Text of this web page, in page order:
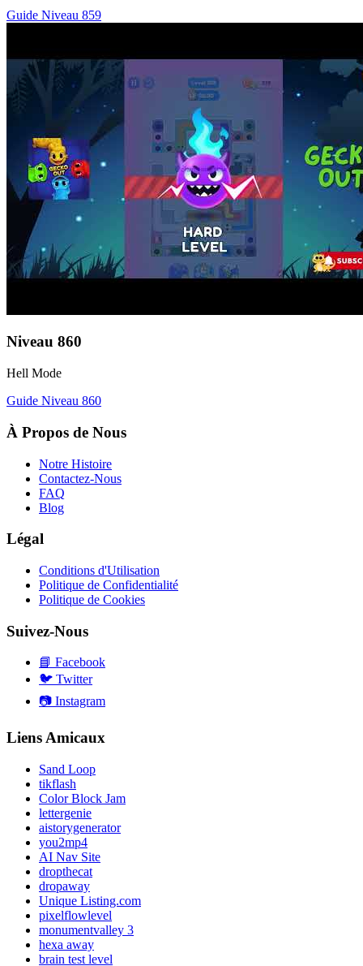
Guide Niveau 859
Niveau 860
Hell Mode
Guide Niveau 860
À Propos de Nous
Notre Histoire
Contactez-Nous
FAQ
Blog
Légal
Conditions d'Utilisation
Politique de Confidentialité
Politique de Cookies
Suivez-Nous
📘 Facebook
🐦 Twitter
📷 Instagram
Liens Amicaux
Sand Loop
tikflash
Color Block Jam
lettergenie
aistorygenerator
you2mp4
AI Nav Site
dropthecat
dropaway
Unique Listing.com
pixelflowlevel
monumentvalley 3
hexa away
brain test level